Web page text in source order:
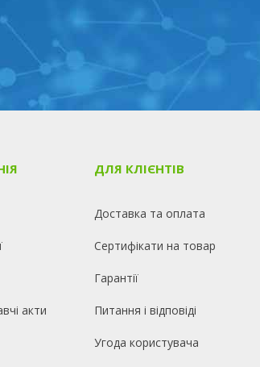
акти
ДЛЯ КЛІЄНТІВ
Доставка та оплата
Сертифікати на товар
Гарантії
Питання і відповіді
Угода користувача